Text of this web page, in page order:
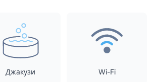
Джакузи Wi-Fi